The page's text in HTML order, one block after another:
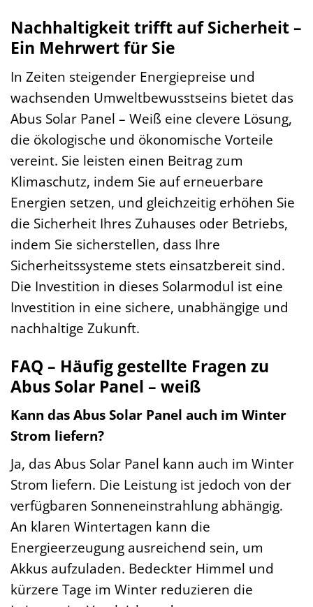
Nachhaltigkeit trifft auf Sicherheit –
Ein Mehrwert für Sie
In Zeiten steigender Energiepreise und
wachsenden Umweltbewusstseins bietet das
Abus Solar Panel – Weiß eine clevere Lösung,
die ökologische und ökonomische Vorteile
vereint. Sie leisten einen Beitrag zum
Klimaschutz, indem Sie auf erneuerbare
Energien setzen, und gleichzeitig erhöhen Sie
die Sicherheit Ihres Zuhauses oder Betriebs,
indem Sie sicherstellen, dass Ihre
Sicherheitssysteme stets einsatzbereit sind.
Die Investition in dieses Solarmodul ist eine
Investition in eine sichere, unabhängige und
nachhaltige Zukunft.
FAQ – Häufig gestellte Fragen zu
Abus Solar Panel – weiß
Kann das Abus Solar Panel auch im Winter
Strom liefern?
Ja, das Abus Solar Panel kann auch im Winter
Strom liefern. Die Leistung ist jedoch von der
verfügbaren Sonneneinstrahlung abhängig.
An klaren Wintertagen kann die
Energieerzeugung ausreichend sein, um
Akkus aufzuladen. Bedeckter Himmel und
kürzere Tage im Winter reduzieren die